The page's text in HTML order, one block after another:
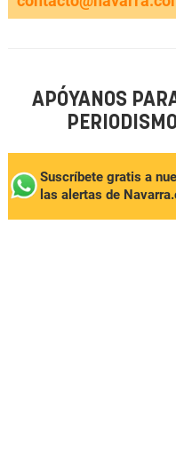
APÓYANOS
Suscríbete gratis a
las alertas de